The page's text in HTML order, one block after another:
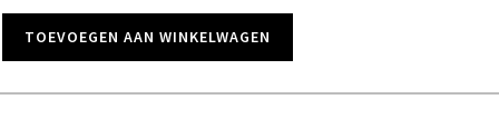
TOEVOEGEN AAN WINKELWAGEN